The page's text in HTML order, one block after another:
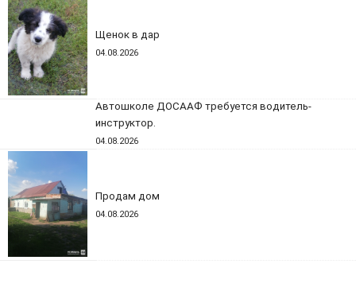
Щенок в дар
04.08.2026
Автошколе ДОСААФ требуется водитель-
инструктор.
04.08.2026
Продам дом
04.08.2026